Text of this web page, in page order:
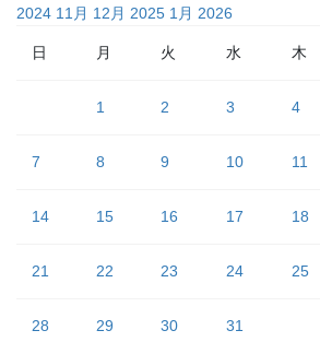
2024 11月 12月 2025 1月 2026
日 月 火 水 木
1 2 3 4
7 8 9 10 11
14 15 16 17 18
21 22 23 24 25
28 29 30 31